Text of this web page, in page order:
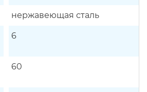
нержавеющая сталь
6
60